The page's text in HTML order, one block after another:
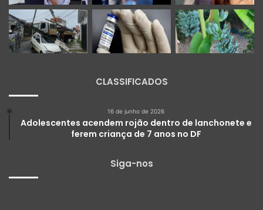
CLASSIFICADOS
16 de junho de 2026
Adolescentes acendem rojão dentro de lanchonete e
ferem criança de 7 anos no DF
Siga-nos